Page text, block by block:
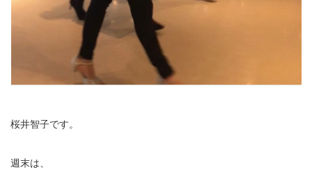
桜井智子です。
週末は、